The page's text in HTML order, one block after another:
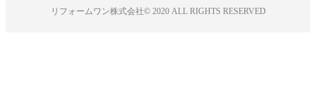
リフォームワン株式会社© 2020 ALL RIGHTS RESERVED​